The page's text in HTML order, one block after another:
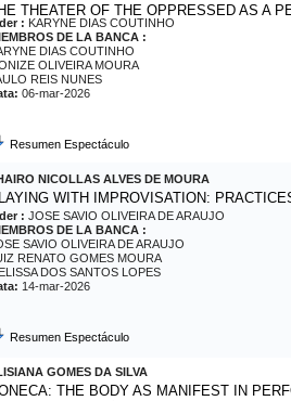
THEATER OF THE OPPRESSED AS A
: KARYNE DIAS COUTINHO
DE LA BANCA :
DIAS COUTINHO
OLIVEIRA MOURA
REIS NUNES
06-mar-2026
Resumen Espectáculo
NICOLLAS ALVES DE MOURA
WITH IMPROVISATION:
: JOSE SAVIO OLIVEIRA DE ARAUJO
DE LA BANCA :
SAVIO OLIVEIRA DE ARAUJO
RENATO GOMES MOURA
DOS SANTOS LOPES
14-mar-2026
Resumen Espectáculo
GOMES DA SILVA
THE BODY AS MANIFEST IN